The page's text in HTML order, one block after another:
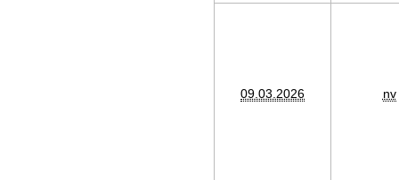
09.03.2026 nv